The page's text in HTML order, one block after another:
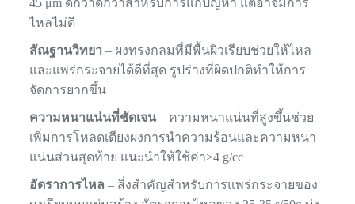
ไหลไม่ดี
สัณฐานวิทยา – ผงทรงกลมที่มีพื้นผิวเรียบช่วยให้ไหล
และแพร่กระจายได้ดีที่สุด รูปร่างที่ผิดปกติทำให้การ
จัดการยากขึ้น
ความหนาแน่นที่ชัดเจน– ความหนาแน่นที่สูงขึ้นช่วย
เพิ่มการโหลดเตียงผงการนำความร้อนและความหนา
แน่นส่วนสุดท้าย แนะนำให้ใช้ค่า≥4 g/cc
อัตราการไหล – สิ่งสำคัญสำหรับการแพร่กระจายของ